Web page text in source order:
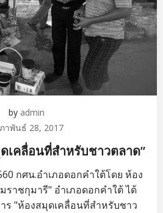
by admin
าพันธ์ 28, 2017
เคลื่อนที่สำหรับชาวตลาด”
กศน.อำเภอดอกคำใต้โดย ห้อง
ราชกุมารี" อำเภอดอกคำใต้ ได้
ร "ห้องสมุดเคลื่อนที่สำหรับชาว